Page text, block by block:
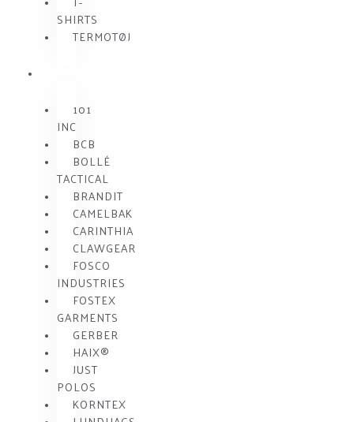
SHIRTS
TERMOTØJ
101
INC
BCB
BOLLÉ
TACTICAL
BRANDIT
CAMELBAK
CARINTHIA
CLAWGEAR
FOSCO
INDUSTRIES
FOSTEX
GARMENTS
GERBER
HAIX®
JUST
POLOS
KORNTEX